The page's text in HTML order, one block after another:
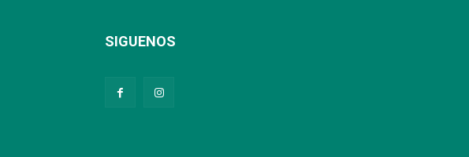
SIGUENOS